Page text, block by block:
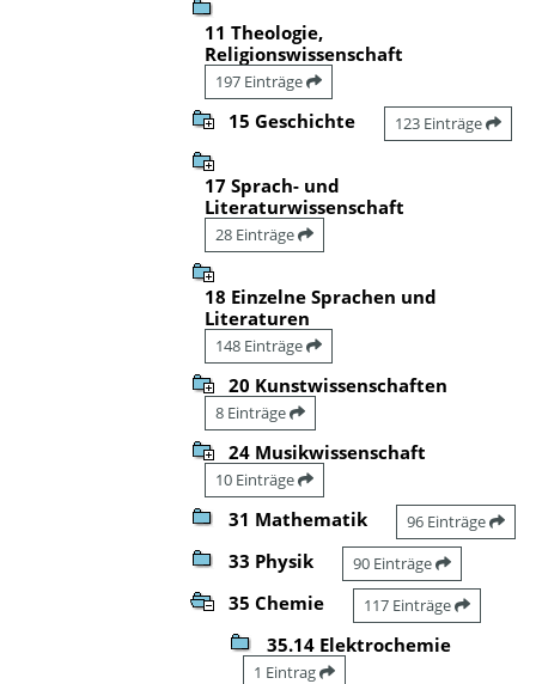
11 Theologie,
Religionswissenschaft
197 Einträge
15 Geschichte 123 Einträge
17 Sprach- und
Literaturwissenschaft
28 Einträge
18 Einzelne Sprachen und
Literaturen
148 Einträge
20 Kunstwissenschaften
8 Einträge
24 Musikwissenschaft
10 Einträge
31 Mathematik 96 Einträge
33 Physik 90 Einträge
35 Chemie 117 Einträge
35.14 Elektrochemie
1 Eintrag